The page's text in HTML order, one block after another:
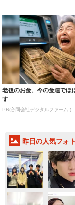
老後のお金、今の金運でほ
す
PR(合同会社デジタルファーム )
昨日の人気フォ